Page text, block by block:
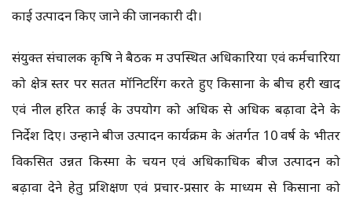
काई उत्पादन किए जाने की जानकारी दी।
संयुक्त संचालक कृषि ने बैठक में उपस्थित अधिकारियों एवं कर्मचारियों
को क्षेत्र स्तर पर सतत मॉनिटरिंग करते हुए किसानों के बीच हरी खाद
एवं नील हरित काई के उपयोग को अधिक से अधिक बढ़ावा देने के
निर्देश दिए। उन्होंने बीज उत्पादन कार्यक्रम के अंतर्गत 10 वर्ष के भीतर
विकसित उन्नत किस्मों के चयन एवं अधिकाधिक बीज उत्पादन को
बढ़ावा देने हेतु प्रशिक्षण एवं प्रचार-प्रसार के माध्यम से किसानों को